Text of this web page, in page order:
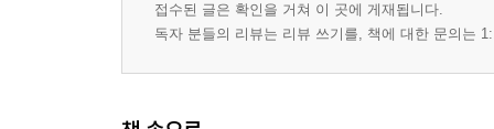
접수된 글은 확인을 거쳐 이 곳에 게재됩니다.
독자 분들의 리뷰는 리뷰 쓰기를, 책에 대한 문의는